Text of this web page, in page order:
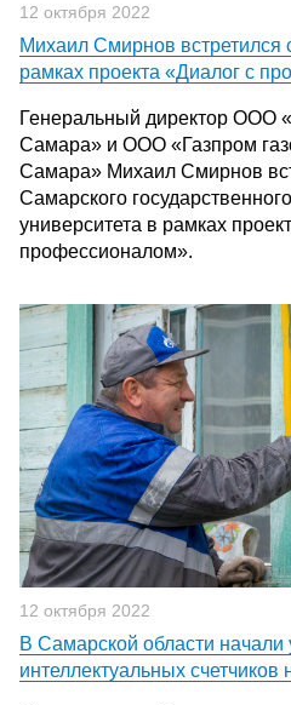
12 октября 2022
Михаил Смирнов встретился
рамках проекта «Диалог с
Генеральный директор ООО
Самара» и ООО «Газпром
Самара» Михаил Смирнов
Самарского
университета в рамках
профессионалом».
12 октября 2022
В Самарской области начали
интеллектуальных счетчиков